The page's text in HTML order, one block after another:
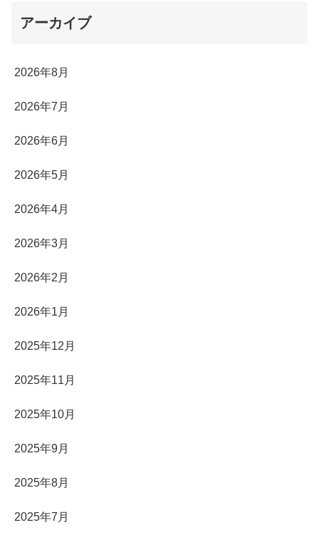
アーカイブ
2026年8月
2026年7月
2026年6月
2026年5月
2026年4月
2026年3月
2026年2月
2026年1月
2025年12月
2025年11月
2025年10月
2025年9月
2025年8月
2025年7月